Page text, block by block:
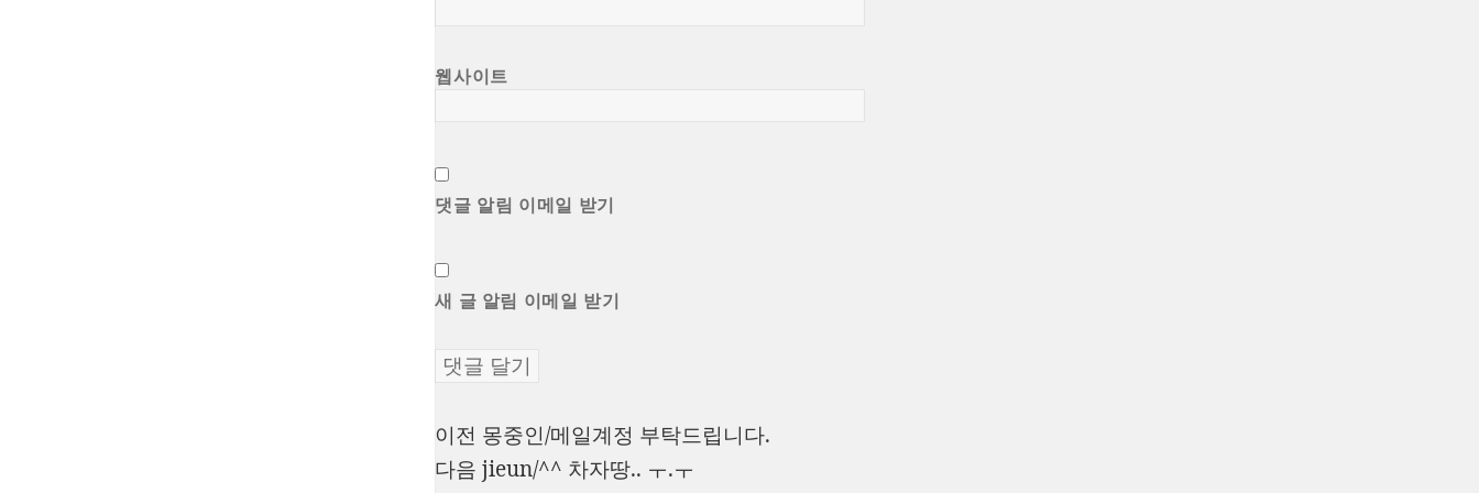
웹사이트
댓글 알림 이메일 받기
새 글 알림 이메일 받기
글
이전 이
전
몽중인/메일계정 부탁드립니다.
다음 다
jieun/^^ 차자땅.. ㅜ.ㅜ